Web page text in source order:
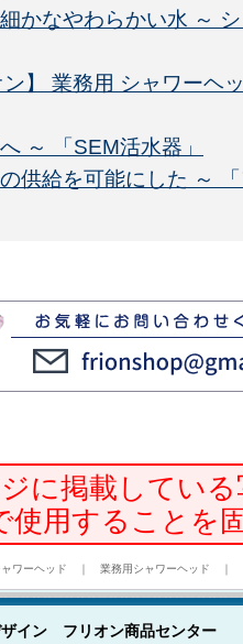
かなやわらかい水 ～
ン】 業務用 シャワーヘ
～ 「SEM活水器」
供給を可能にした ～
に掲載してい
使用することを
ワーヘッド ｜ 業務用シャワーヘッド ｜
イン フリオン商品センター